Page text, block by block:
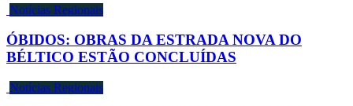
Notícias Regionais
ÓBIDOS: OBRAS DA ESTRADA NOVA DO
BÉLTICO ESTÃO CONCLUÍDAS
Notícias Regionais